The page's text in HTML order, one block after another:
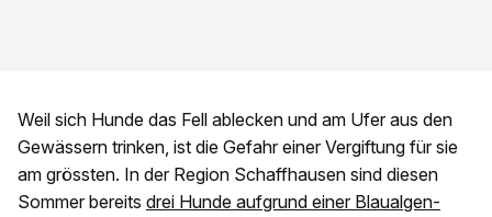
Weil sich Hunde das Fell ablecken und am Ufer aus den
Gewässern trinken, ist die Gefahr einer Vergiftung für sie
am grössten. In der Region Schaffhausen sind diesen
Sommer bereits drei Hunde aufgrund einer Blaualgen-